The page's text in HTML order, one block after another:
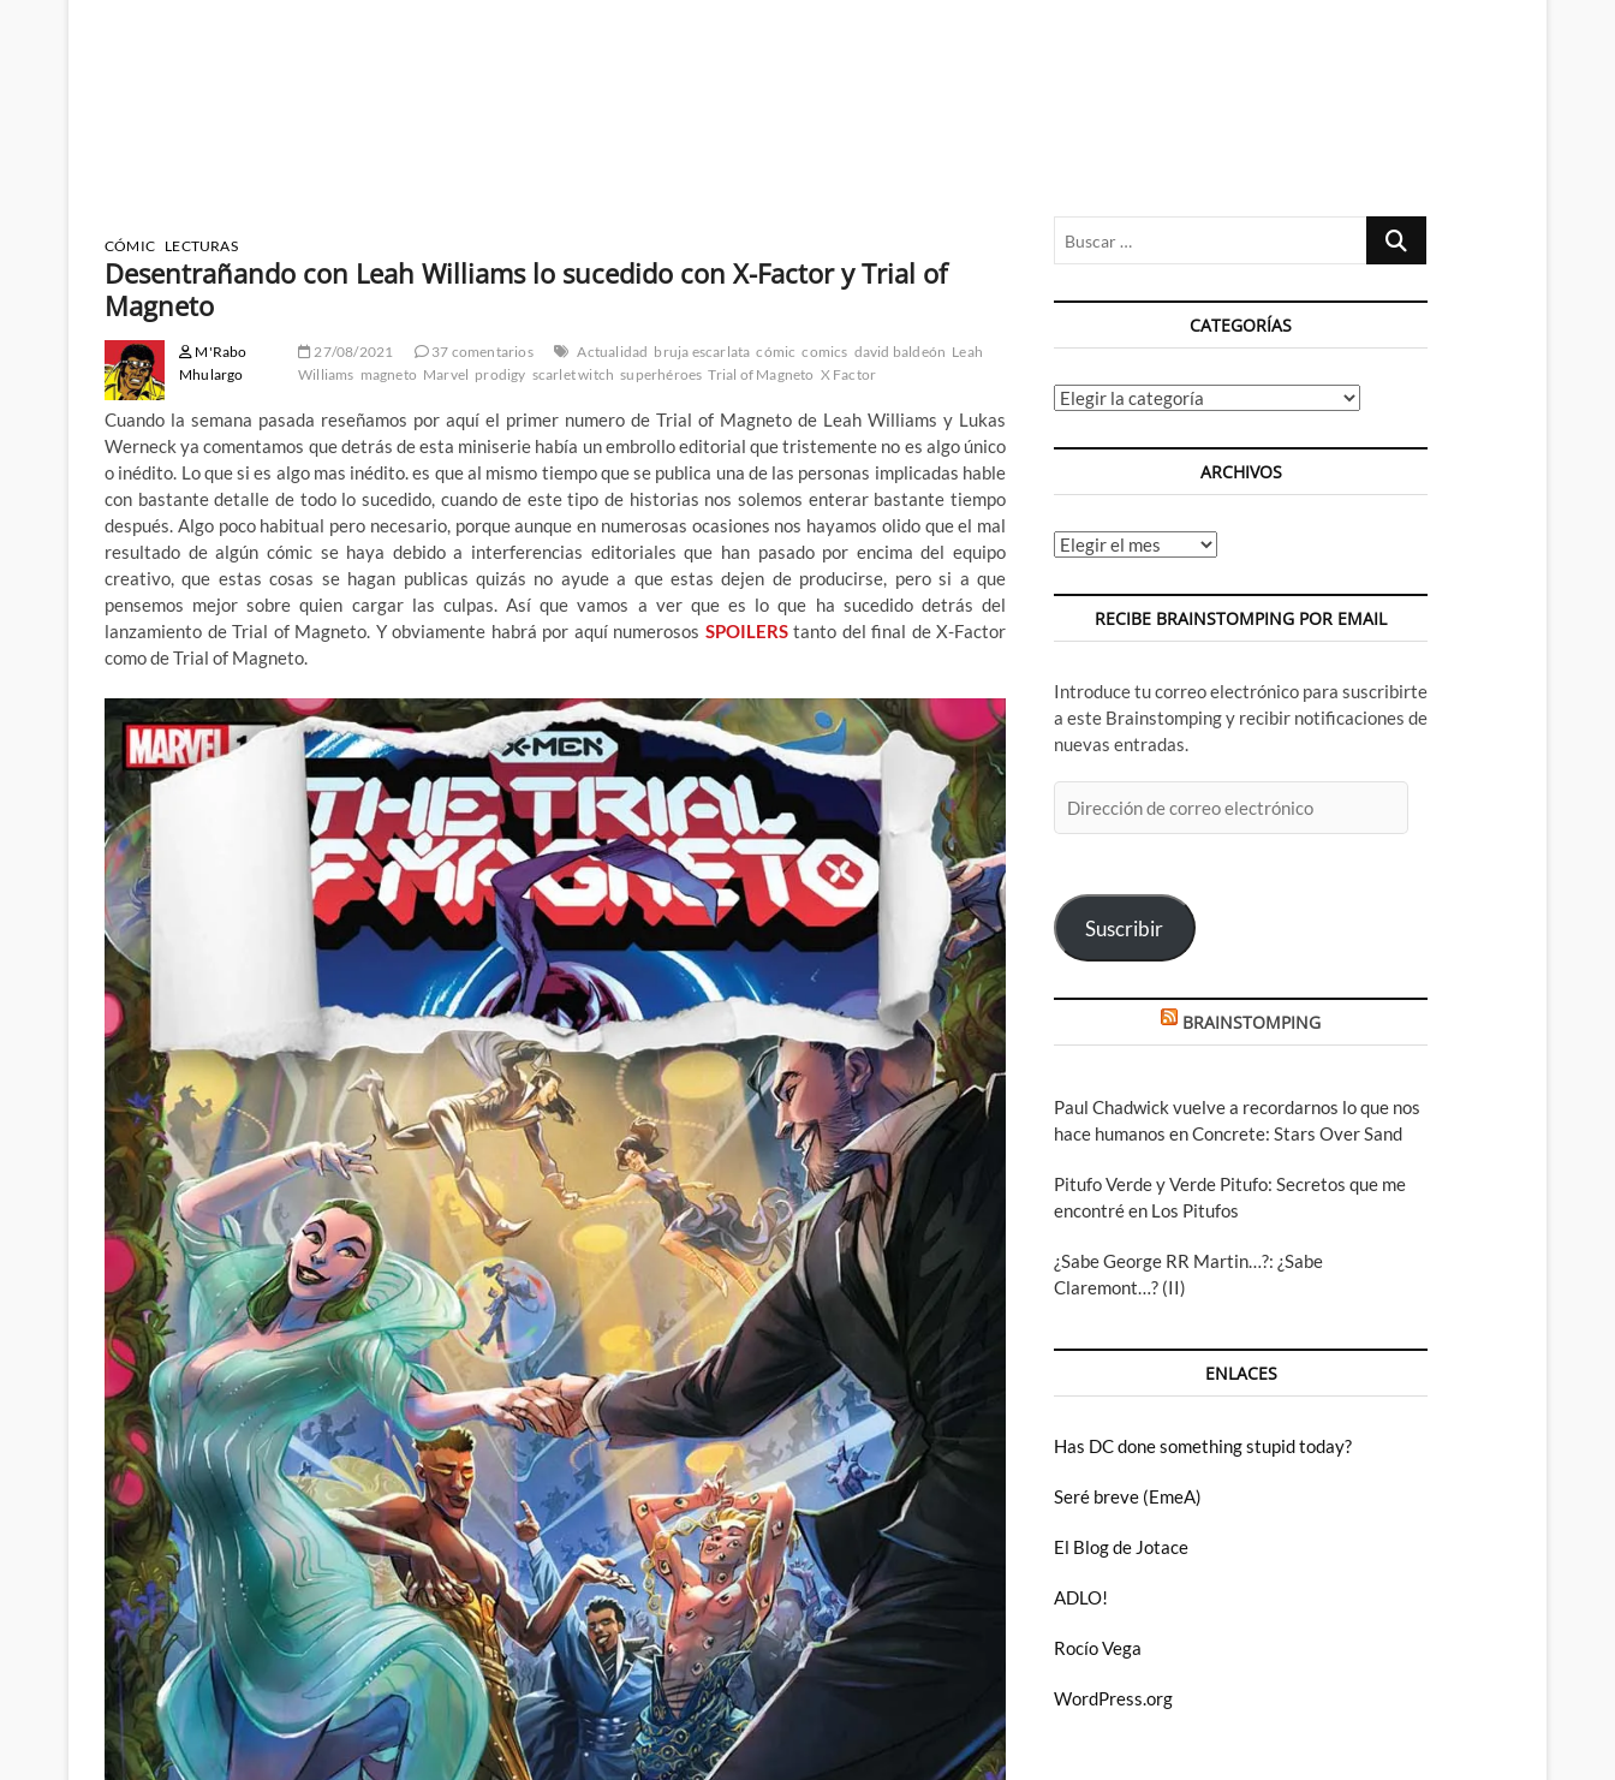
CÓMIC LECTURAS
Desentrañando con Leah Williams lo sucedido con X-Factor y Trial of
Magneto
M'Rabo
Mhulargo
27/08/2021 37 comentarios Actualidad bruja escarlata cómic comics david baldeón Leah
Williams magneto Marvel prodigy scarlet witch superhéroes Trial of Magneto X Factor
Cuando la semana pasada reseñamos por aquí el primer numero de Trial of Magneto de Leah Williams y Lukas
Werneck ya comentamos que detrás de esta miniserie había un embrollo editorial que tristemente no es algo único
o inédito. Lo que si es algo mas inédito. es que al mismo tiempo que se publica una de las personas implicadas hable
con bastante detalle de todo lo sucedido, cuando de este tipo de historias nos solemos enterar bastante tiempo
después. Algo poco habitual pero necesario, porque aunque en numerosas ocasiones nos hayamos olido que el mal
resultado de algún cómic se haya debido a interferencias editoriales que han pasado por encima del equipo
creativo, que estas cosas se hagan publicas quizás no ayude a que estas dejen de producirse, pero si a que
pensemos mejor sobre quien cargar las culpas. Así que vamos a ver que es lo que ha sucedido detrás del
lanzamiento de Trial of Magneto. Y obviamente habrá por aquí numerosos SPOILERStanto del final de X-Factor
como de Trial of Magneto.
Buscar
CATEGORÍAS
Categorías
ARCHIVOS
Archivos
RECIBE BRAINSTOMPING POR EMAIL
Introduce tu correo electrónico para suscribirte
a este Brainstomping y recibir notificaciones de
nuevas entradas.
de
Suscribir
BRAINSTOMPING
Paul Chadwick vuelve a recordarnos lo que nos
hace humanos en Concrete: Stars Over Sand
Pitufo Verde y Verde Pitufo: Secretos que me
encontré en Los Pitufos
¿Sabe George RR Martin…?: ¿Sabe
Claremont…? (II)
ENLACES
Has DC done something stupid today?
Seré breve (EmeA)
El Blog de Jotace
ADLO!
Rocío Vega
WordPress.org